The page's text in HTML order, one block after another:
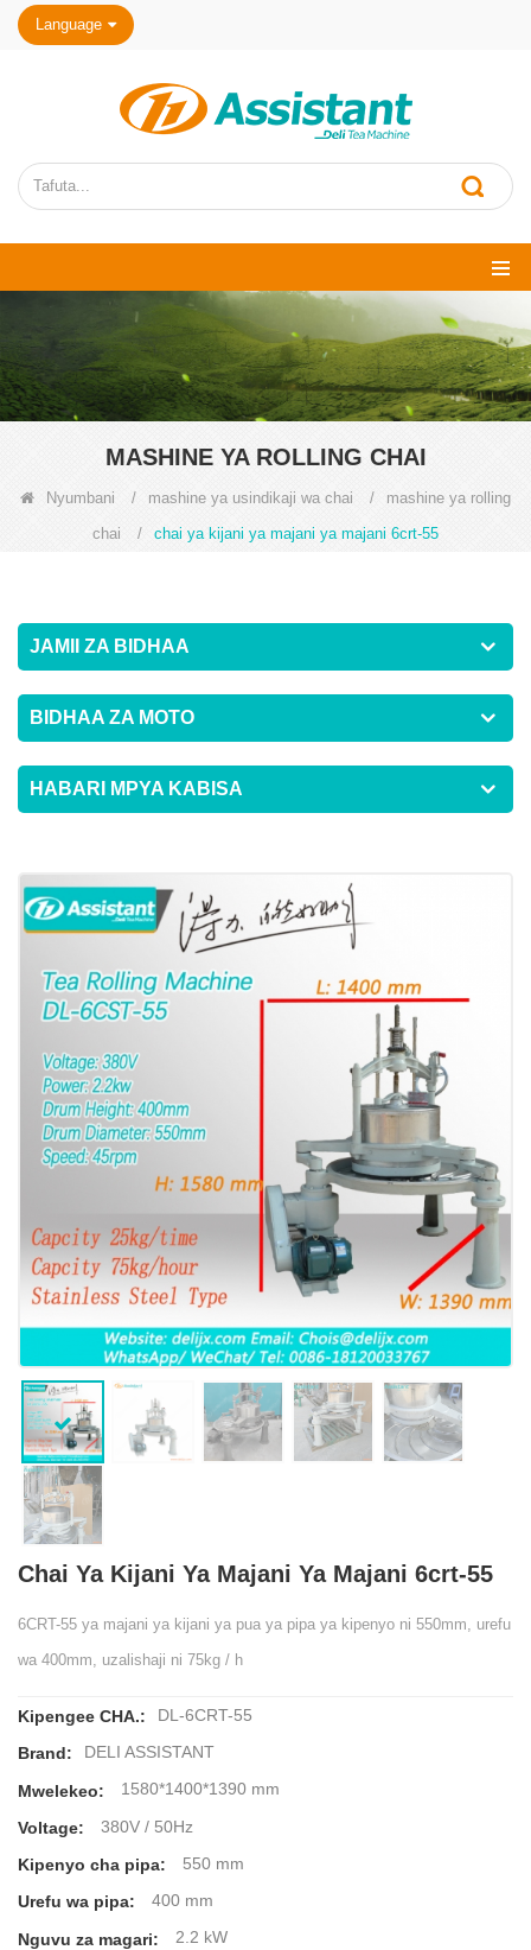
Language
MASHINE YA ROLLING CHAI
Nyumbani / mashine ya usindikaji wa chai /
mashine ya rolling
chai
/ chai ya kijani ya majani ya majani 6crt-55
JAMII ZA BIDHAA
BIDHAA ZA MOTO
HABARI MPYA KABISA
Chai Ya Kijani Ya Majani Ya Majani 6crt-55
6CRT-55 ya majani ya kijani ya pua ya pipa ya kipenyo ni 550mm, urefu
wa 400mm, uzalishaji ni 75kg / h
Kipengee CHA.: DL-6CRT-55
Brand: DELI ASSISTANT
Mwelekeo: 1580*1400*1390 mm
Voltage: 380V / 50Hz
Kipenyo cha pipa: 550 mm
Urefu wa pipa: 400 mm
Nguvu za magari: 2.2 kW